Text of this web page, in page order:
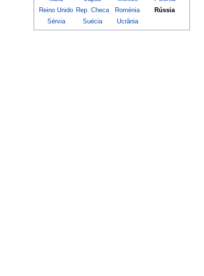
Reino Unido Rep. Checa Roménia
Rússia
Sérvia
Suécia Ucrânia